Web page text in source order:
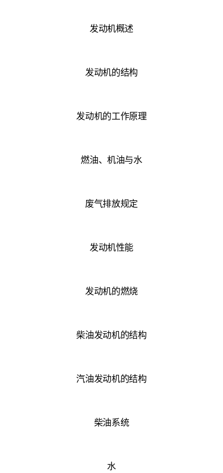
发动机概述
发动机的结构
发动机的工作原理
燃油、机油与水
废气排放规定
发动机性能
发动机的燃烧
柴油发动机的结构
汽油发动机的结构
柴油系统
水